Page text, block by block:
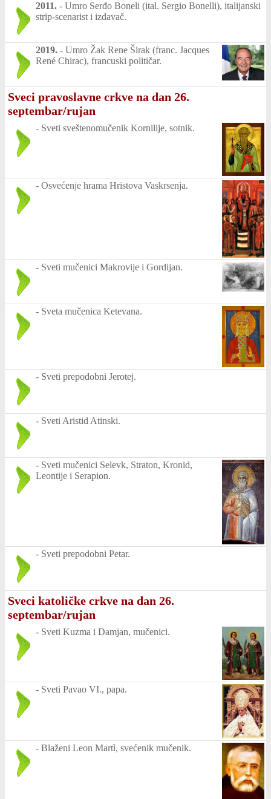
2011. - Umro Serđo Boneli (ital. Sergio Bonelli), italijanski
strip-scenarist i izdavač.
2019. - Umro Žak Rene Širak (franc. Jacques
René Chirac), francuski političar.
Sveci pravoslavne crkve na dan 26.
septembar/rujan
- Sveti sveštenomučenik Kornilije, sotnik.
- Osvećenje hrama Hristova Vaskrsenja.
- Sveti mučenici Makrovije i Gordijan.
- Sveta mučenica Ketevana.
- Sveti prepodobni Jerotej.
- Sveti Aristid Atinski.
- Sveti mučenici Selevk, Straton, Kronid,
Leontije i Serapion.
- Sveti prepodobni Petar.
Sveci katoličke crkve na dan 26.
septembar/rujan
- Sveti Kuzma i Damjan, mučenici.
- Sveti Pavao VI., papa.
- Blaženi Leon Martì, svećenik mučenik.